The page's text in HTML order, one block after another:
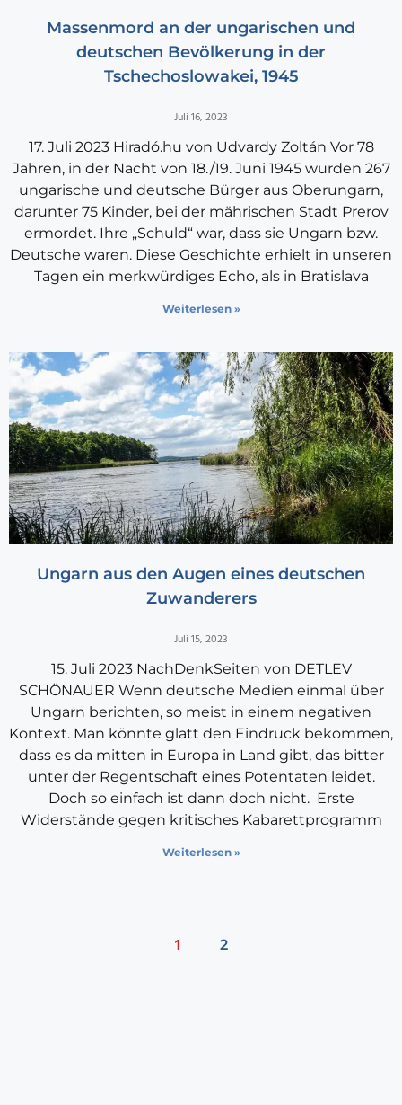
Massenmord an der ungarischen und
deutschen Bevölkerung in der
Tschechoslowakei, 1945
Juli 16, 2023
17. Juli 2023 Hiradó.hu von Udvardy Zoltán Vor 78
Jahren, in der Nacht von 18./19. Juni 1945 wurden 267
ungarische und deutsche Bürger aus Oberungarn,
darunter 75 Kinder, bei der mährischen Stadt Prerov
ermordet. Ihre „Schuld“ war, dass sie Ungarn bzw.
Deutsche waren. Diese Geschichte erhielt in unseren
Tagen ein merkwürdiges Echo, als in Bratislava
Weiterlesen »
Ungarn aus den Augen eines deutschen
Zuwanderers
Juli 15, 2023
15. Juli 2023 NachDenkSeiten von DETLEV
SCHÖNAUER Wenn deutsche Medien einmal über
Ungarn berichten, so meist in einem negativen
Kontext. Man könnte glatt den Eindruck bekommen,
dass es da mitten in Europa in Land gibt, das bitter
unter der Regentschaft eines Potentaten leidet.
Doch so einfach ist dann doch nicht. Erste
Widerstände gegen kritisches Kabarettprogramm
Weiterlesen »
1 2